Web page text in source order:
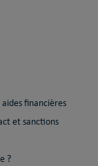
financières
et sanctions
?